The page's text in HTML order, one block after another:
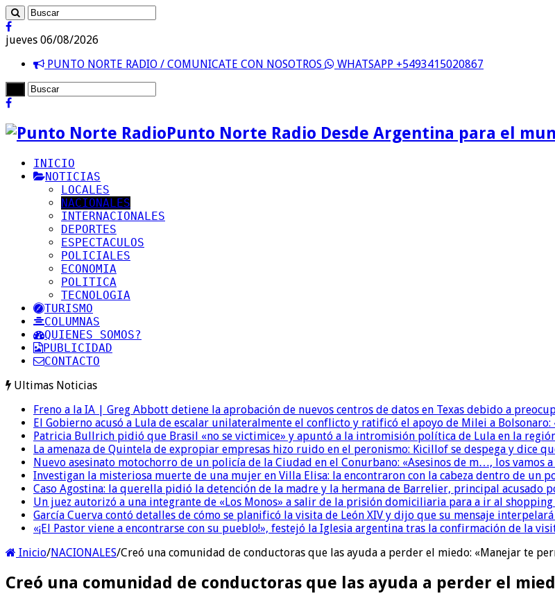
jueves 06/08/2026
PUNTO NORTE RADIO / COMUNICATE CON NOSOTROS
WHATSAPP +5493415020867
Punto Norte Radio Desde Argentina para el
INICIO
NOTICIAS
LOCALES
NACIONALES
INTERNACIONALES
DEPORTES
ESPECTACULOS
POLICIALES
ECONOMIA
POLITICA
TECNOLOGIA
TURISMO
COLUMNAS
QUIENES SOMOS?
PUBLICIDAD
CONTACTO
Ultimas Noticias
Freno a la IA | Greg Abbott detiene la aprobación de nuevos centros de datos en Texas debido a
El Gobierno acusó a Lula de escalar unilateralmente el conflicto y ratificó el apoyo de Milei a
Patricia Bullrich pidió que Brasil «no se victimice» y apuntó a la intromisión política de Lula en la
La amenaza de Quintela de expropiar empresas hizo ruido en el peronismo: Kicillof se despega y dice
Nuevo asesinato motochorro de un policía de la Ciudad en el Conurbano: «Asesinos de m…, los vamos
Investigan la misteriosa muerte de una mujer en Villa Elisa: la encontraron con la cabeza dentro de un
Caso Agostina: la querella pidió la detención de la madre y la hermana de Barrelier, principal acusado
Un juez autorizó a una integrante de «Los Monos» a salir de la prisión domiciliaria para a ir al
García Cuerva contó detalles de cómo se planificó la visita de León XIV y dijo que su mensaje
«¡El Pastor viene a encontrarse con su pueblo!», festejó la Iglesia argentina tras la confirmación de la
Inicio/NACIONALES/Creó una comunidad de conductoras que las ayuda a perder el miedo: «Manejar te
Creó una comunidad de conductoras que las ayuda a perder el